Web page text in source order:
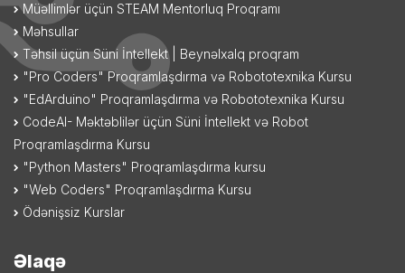
Müəllimlər üçün STEAM Mentorluq Proqramı
Məhsullar
Təhsil üçün Süni İntellekt | Beynəlxalq proqram
"Pro Coders" Proqramlaşdırma və Robototexnika Kursu
"EdArduino" Proqramlaşdırma və Robototexnika Kursu
CodeAI- Məktəblilər üçün Süni İntellekt və Robot
Proqramlaşdırma Kursu
"Python Masters" Proqramlaşdırma kursu
"Web Coders" Proqramlaşdırma Kursu
Ödənişsiz Kurslar
Əlaqə